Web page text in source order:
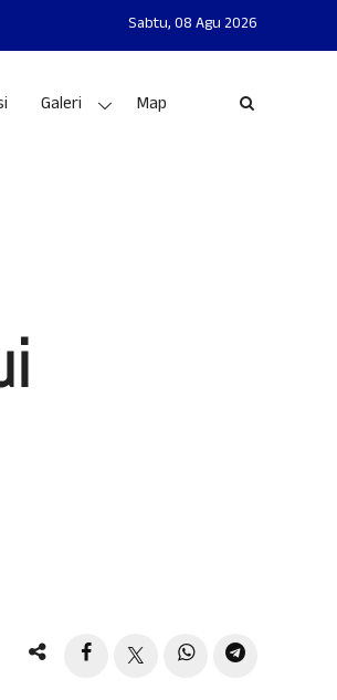
MAN 1 GUNUNGKIDUL MANTAP - MANDIRI -
Sabtu,08 Agu 2026
Galeri Map